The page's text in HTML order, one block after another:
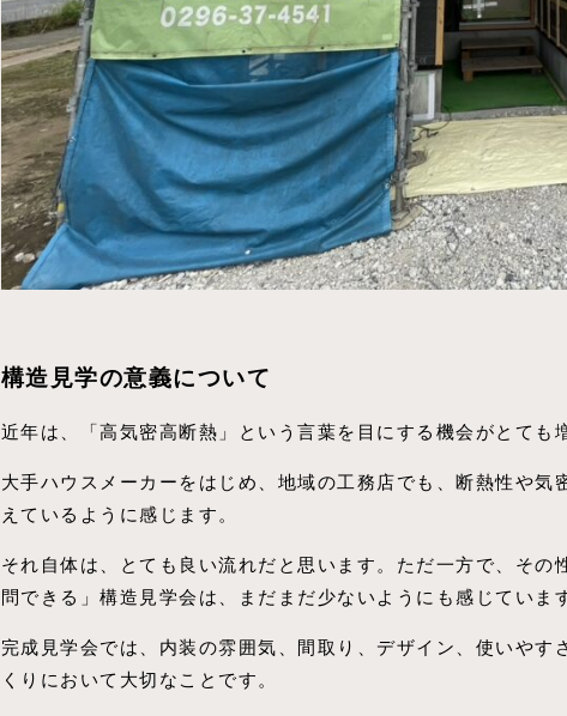
構造見学の意義について
近年は、「高気密高断熱」という言葉を目にする機会がとても
大手ハウスメーカーをはじめ、地域の工務店でも、断熱性や
えているように感じます。
それ自体は、とても良い流れだと思います。ただ一方で、そ
問できる」構造見学会は、まだまだ少ないようにも感じていま
完成見学会では、内装の雰囲気、間取り、デザイン、使いや
くりにおいて大切なことです。